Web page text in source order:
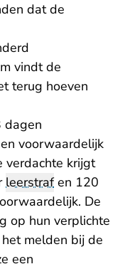
dat de
vindt de
terug hoeven
dagen
voorwaardelijk
verdachte krijgt
leerstrafen 120
De
op hun verplichte
melden bij de
een